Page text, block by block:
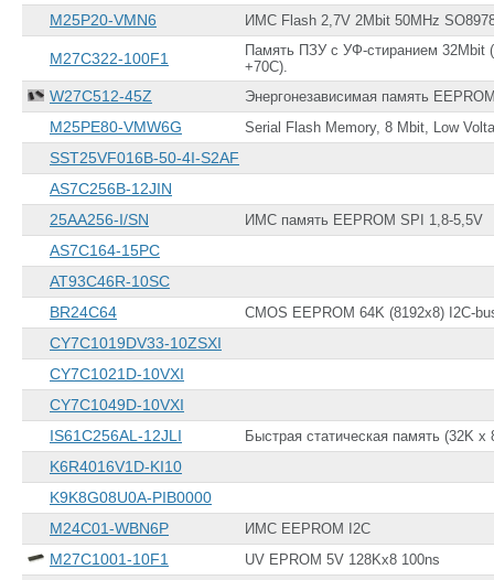
TO-92
M25P20-VMN6
ИМС Flash 2,7V 2Mbit 50MHz
M27C322-100F1
Память ПЗУ с УФ-стиранием 32Mbit
+70C).
W27C512-45Z Энергонезависимая память
M25PE80-VMW6G Serial Flash Memory, 8 Mbit, Low
SST25VF016B-50-4I-S2AF
AS7C256B-12JIN
25AA256-I/SN
ИМС память EEPROM SPI 1,8-5,5V
AS7C164-15PC
AT93C46R-10SC
BR24C64
CMOS EEPROM 64K (8192x8) I2C-
CY7C1019DV33-10ZSXI
CY7C1021D-10VXI
CY7C1049D-10VXI
IS61C256AL-12JLI
Быстрая статическая память (32K
K6R4016V1D-KI10
K9K8G08U0A-PIB0000
M24C01-WBN6P
ИМС EEPROM I2C
M27C1001-10F1 UV EPROM 5V 128Kx8 100ns